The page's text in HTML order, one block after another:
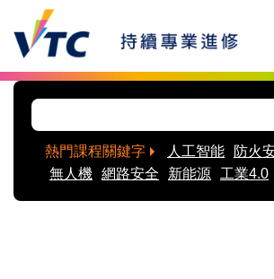
Skip to main content
熱門課程關鍵字 人工智能
防火
無人機 網路安全 新能源 工業4.0